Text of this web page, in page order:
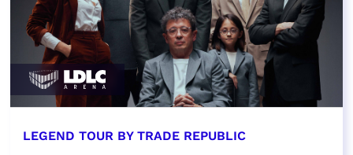
LEGEND TOUR BY TRADE REPUBLIC